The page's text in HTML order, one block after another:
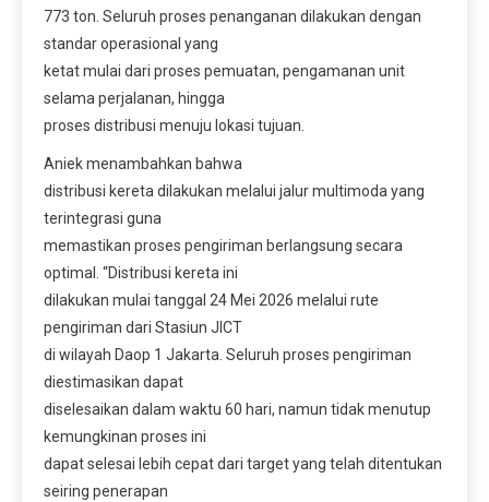
773 ton. Seluruh proses penanganan dilakukan dengan
standar operasional yang
ketat mulai dari proses pemuatan, pengamanan unit
selama perjalanan, hingga
proses distribusi menuju lokasi tujuan.
Aniek menambahkan bahwa
distribusi kereta dilakukan melalui jalur multimoda yang
terintegrasi guna
memastikan proses pengiriman berlangsung secara
optimal. “Distribusi kereta ini
dilakukan mulai tanggal 24 Mei 2026 melalui rute
pengiriman dari Stasiun JICT
di wilayah Daop 1 Jakarta. Seluruh proses pengiriman
diestimasikan dapat
diselesaikan dalam waktu 60 hari, namun tidak menutup
kemungkinan proses ini
dapat selesai lebih cepat dari target yang telah ditentukan
seiring penerapan